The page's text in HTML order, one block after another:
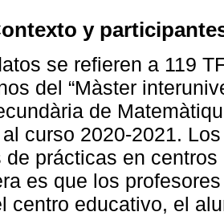
y
se refieren a 119
del “Màster
de
curso 2020-2021.
de prácticas en
es que los
centro educativo, el